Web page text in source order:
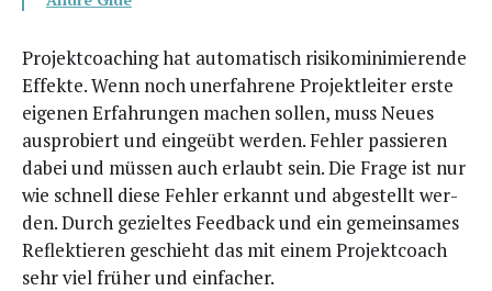
Pro­jekt­coa­ching hat auto­ma­tisch risi­ko­mi­ni­mie­ren­de
Effek­te. Wenn noch uner­fah­re­ne Pro­jekt­lei­ter ers­te
eige­nen Erfah­run­gen machen sol­len, muss Neu­es
aus­pro­biert und ein­ge­übt wer­den. Feh­ler pas­sie­ren
dabei und müs­sen auch erlaubt sein. Die Fra­ge ist nur
wie schnell die­se Feh­ler erkannt und abge­stellt wer­
den. Durch geziel­tes Feed­back und ein gemein­sa­mes
Reflek­tie­ren geschieht das mit einem Pro­jekt­coach
sehr viel frü­her und einfacher.